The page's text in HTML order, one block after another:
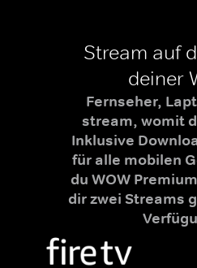
Stream auf
deiner
Fernseher,
stream, womit
Inklusive
für alle mobilen
du WOW
dir zwei Streams